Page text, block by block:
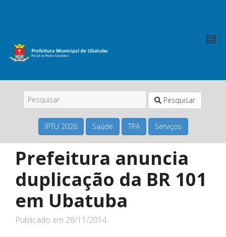
Pesquisar
IPTU 2026 Saúde TPA Serviços
Prefeitura anuncia
duplicação da BR 101
em Ubatuba
Publicado em 28/11/2014